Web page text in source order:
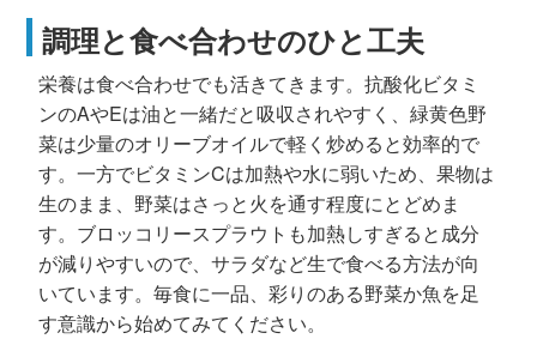
調理と食べ合わせのひと工夫
栄養は食べ合わせでも活きてきます。抗酸化ビタミ
ンのAやEは油と一緒だと吸収されやすく、緑黄色野
菜は少量のオリーブオイルで軽く炒めると効率的で
す。一方でビタミンCは加熱や水に弱いため、果物は
生のまま、野菜はさっと火を通す程度にとどめま
す。ブロッコリースプラウトも加熱しすぎると成分
が減りやすいので、サラダなど生で食べる方法が向
いています。毎食に一品、彩りのある野菜か魚を足
す意識から始めてみてください。